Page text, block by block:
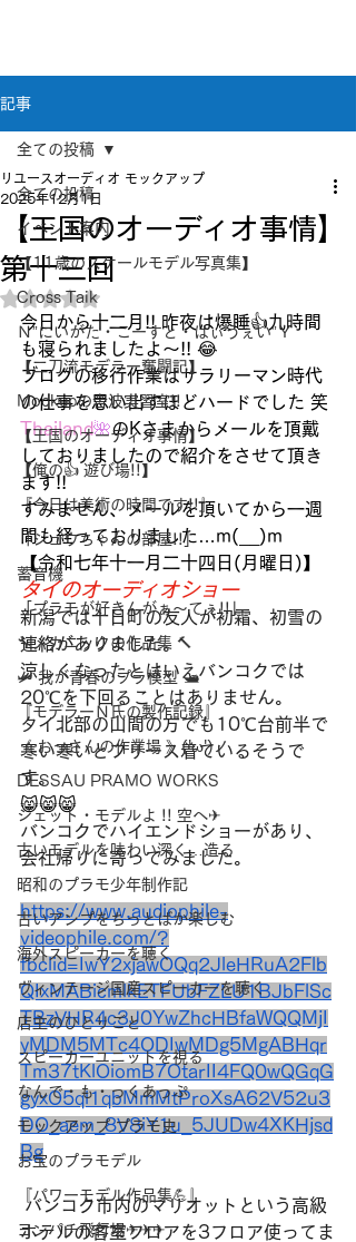
記事
全ての投稿
イベント案内
【11歳のスケールモデル写真集】
Cross Taik
Ｎ”にいがた・こーすと・はぃうぇい”Ｙ
【二刀流モデラー奮闘記】
Mockupの音波実習室!!
【王国のオーディオ事情】
【俺の👍 遊び場!!】
『今日は美術の時間です!!』
「シュウちゃんの部屋!!」
蓄音機
「プラモが好きんがぁ～てぇ!!」
🔧メカニックの作品集 🔨
🛩 我が青春のプラ模型 🛥
『モデラーＮ氏の製作記録』
《 おっさんの作業場 》('ω')ノ
DESSAU PRAMO WORKS
ジェット・モデルよ !! 空へ✈
古いモデルを味わい深く…造る
昭和のプラモ少年制作記
古いアンプをちっとばか楽しむ
海外スピーカーを聴く
ヴィンテージ国産スピーカーを聴く
店主のひとりごと
スピーカーユニットを視る
なんで・も・っくあっぷ
モックアップ プラモ史
お宝のプラモデル
『パワーモデル作品集💪』
ヨンパチ飛行場✈✈✈
全ての投稿
【王国のオーディオ事情】
第十三回
リユースオーディオ モックアップ
2025年12月1日
5つ星のうちNaNと評価されています。
今日から十二月!! 昨夜は爆睡👍九時間
も寝られましたよ～!! 😂
ブログの移行作業はサラリーマン時代
の仕事を思い出すほどハードでした 笑
Thailand🌺のKさまからメールを頂戴
しておりましたので紹介をさせて頂き
ます!!
すみません、メールを頂いてから一週
間も経っておりました…m(__)m
【令和七年十一月二十四日(月曜日)】
タイのオーディオショー
新潟では十日町の友人が初霜、初雪の
連絡がありました。
涼しくなったとはいえバンコクでは
20℃を下回ることはありません。
タイ北部の山間の方でも10℃台前半で
寒い寒いとフリース着ているそうで
す。
😸😸😸
バンコクでハイエンドショーがあり、
会社帰りに寄ってみました。
https://www.audiophile-
videophile.com/?
fbclid=IwY2xjawOQq2JleHRuA2Flb
QIxMABicmlkETFUbFZLU1BJbFlSc
TBzVHR4c3J0YwZhcHBfaWQQMjI
yMDM5MTc4ODIwMDg5MgABHqr
Tm37tKlOiomB7OtarII4FQ0wQGqG
gyxO5ql1qbMmMtProXsA62V52u3
DO_aem_8V8iY1u_5JUDw4XKHjsd
Bg
バンコク市内のマリオットという高級
ホテルの客室フロアを3フロア使ってま